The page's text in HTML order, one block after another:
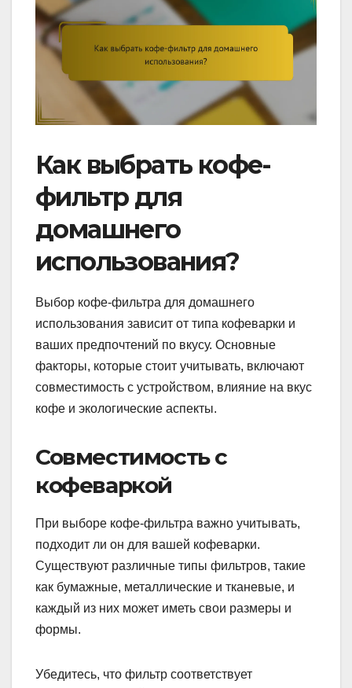
Как выбрать кофе-
фильтр для
домашнего
использования?
Выбор кофе-фильтра для домашнего
использования зависит от типа кофеварки и
ваших предпочтений по вкусу. Основные
факторы, которые стоит учитывать, включают
совместимость с устройством, влияние на вкус
кофе и экологические аспекты.
Совместимость с
кофеваркой
При выборе кофе-фильтра важно учитывать,
подходит ли он для вашей кофеварки.
Существуют различные типы фильтров, такие
как бумажные, металлические и тканевые, и
каждый из них может иметь свои размеры и
формы.
Убедитесь, что фильтр соответствует